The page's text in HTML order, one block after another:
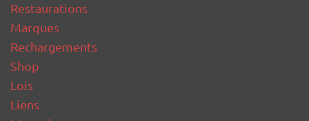
Restaurations
Marques
Rechargements
Shop
Lois
Liens